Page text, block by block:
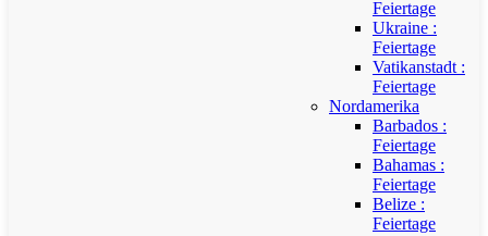
Feiertage
Ukraine :
Feiertage
Vatikanstadt :
Feiertage
Nordamerika
Barbados :
Feiertage
Bahamas :
Feiertage
Belize :
Feiertage